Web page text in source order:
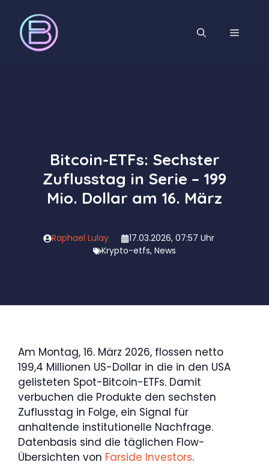
Inhalt
springen
MENÜ
Bitcoin-ETFs: Sechster
Zuflusstag in Serie – 199
Mio. Dollar am 16. März
Raphael Lulay
17.03.2026, 07:57 Uhr
Krypto-etfs, News
Am Montag, 16. März 2026, flossen netto
199,4 Millionen US-Dollar in die in den USA
gelisteten Spot-Bitcoin-ETFs. Damit
verbuchen die Produkte den sechsten
Zuflusstag in Folge, ein Signal für
anhaltende institutionelle Nachfrage.
Datenbasis sind die täglichen Flow-
Übersichten von Farside Investors.